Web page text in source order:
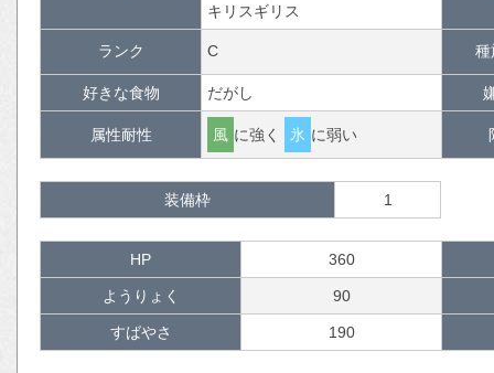
キリスギリス
ランク C 種
好きな食物 だがし
属性耐性 風 に強く 氷 に弱い
装備枠 1
HP 360
ようりょく 90
すばやさ 190